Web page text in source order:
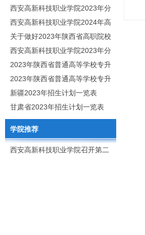
高职分类考试招生章程
西安高新科技职业学院2023年分
类招生专业及计划
西安高新科技职业学院2024年高
职分类招生章程
关于做好2023年陕西省高职院校
分类考试工作的通知
西安高新科技职业学院2023年分
类考试招生简章
2023年陕西省普通高等学校专升
本招生专业目录
2023年陕西省普通高等学校专升
本招生专业课考核科目
新疆2023年招生计划一览表
甘肃省2023年招生计划一览表
学院推荐
西安高新科技职业学院召开第二